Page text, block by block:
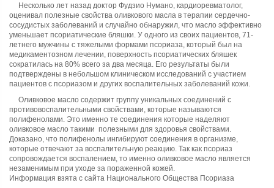
Несколько лет назад доктор Фудзио Нумано, кардиоревматолог,
оценивал полезные свойства оливкового масла в терапии сердечно-
сосудистых заболеваний и случайно обнаружил, что масло эффективно
уменьшает псориатические бляшки. У одного из своих пациентов, 71-
летнего мужчины с тяжелыми формами псориаза, который был на
медикаментозном лечении, поверхность псориатических бляшек
сократилась на 80% всего за два месяца. Его результаты были
подтверждены в небольшом клиническом исследований с участием
пациентов с псориазом и других воспалительных заболеваний кожи.
Оливковое масло содержит группу уникальных соединений с
противовоспалительными свойствами, которые называются
полифенолами. Это именно те соединения которые наделяют
оливковое масло такими полезными для здоровья свойствами.
Доказано, что полифенолы ингибируют соединения в организме,
которые отвечают за воспалительную реакцию. Так как псориаз
сопровождается воспалением, то именно оливковое масло является
незаменимым при уходе за пораженной кожей.
Информация взята с сайта Национального Общества Псориаза